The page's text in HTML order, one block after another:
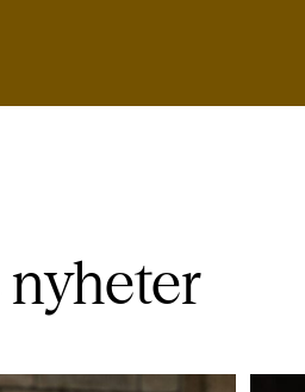
nyheter